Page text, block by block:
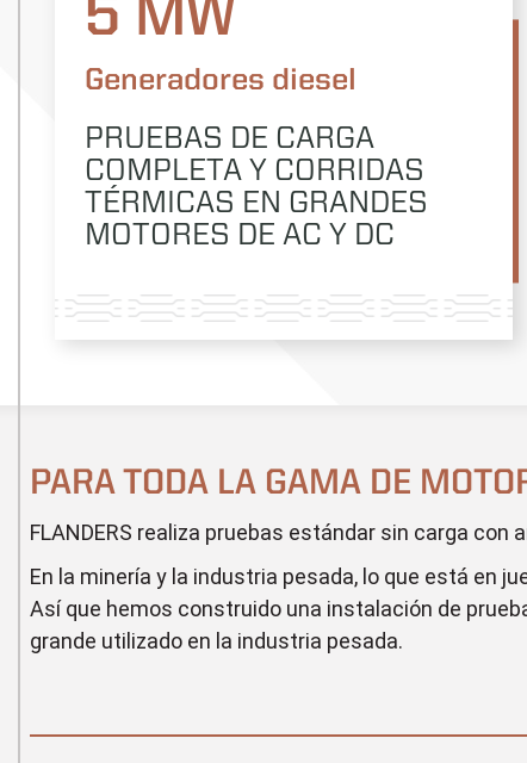
5 MW
Generadores diesel
PRUEBAS DE CARGA
COMPLETA Y CORRIDAS
TÉRMICAS EN GRANDES
MOTORES DE AC Y DC
PARA TODA LA GAMA DE
FLANDERS realiza pruebas estándar sin carga
En la minería y la industria pesada, lo que está en
Así que hemos construido una instalación de
grande utilizado en la industria pesada.